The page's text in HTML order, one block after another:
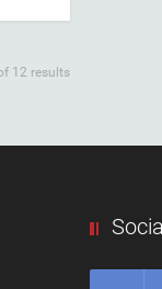
12 results